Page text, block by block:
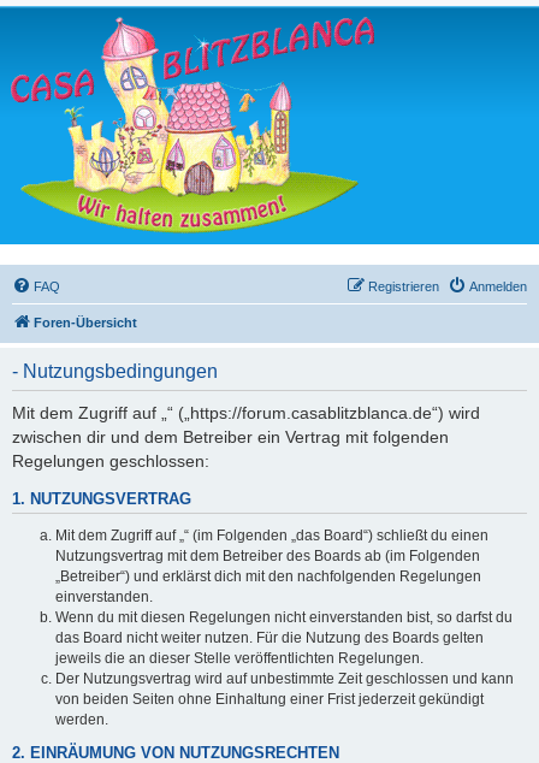
FAQ Anmelden
Registrieren
Foren-Übersicht
- Nutzungsbedingungen
Mit dem Zugriff auf „“ („https://forum.casablitzblanca.de“) wird
zwischen dir und dem Betreiber ein Vertrag mit folgenden
Regelungen geschlossen:
1. NUTZUNGSVERTRAG
Mit dem Zugriff auf „“ (im Folgenden „das Board“) schließt du einen
Nutzungsvertrag mit dem Betreiber des Boards ab (im Folgenden
„Betreiber“) und erklärst dich mit den nachfolgenden Regelungen
einverstanden.
Wenn du mit diesen Regelungen nicht einverstanden bist, so darfst du
das Board nicht weiter nutzen. Für die Nutzung des Boards gelten
jeweils die an dieser Stelle veröffentlichten Regelungen.
Der Nutzungsvertrag wird auf unbestimmte Zeit geschlossen und kann
von beiden Seiten ohne Einhaltung einer Frist jederzeit gekündigt
werden.
2. EINRÄUMUNG VON NUTZUNGSRECHTEN